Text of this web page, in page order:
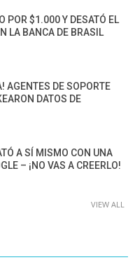
POR $1.000 Y DESATÓ EL
LA BANCA DE BRASIL
AGENTES DE SOPORTE
DATOS DE
A SÍ MISMO CON UNA
– ¡NO VAS A CREERLO!
VIEW ALL